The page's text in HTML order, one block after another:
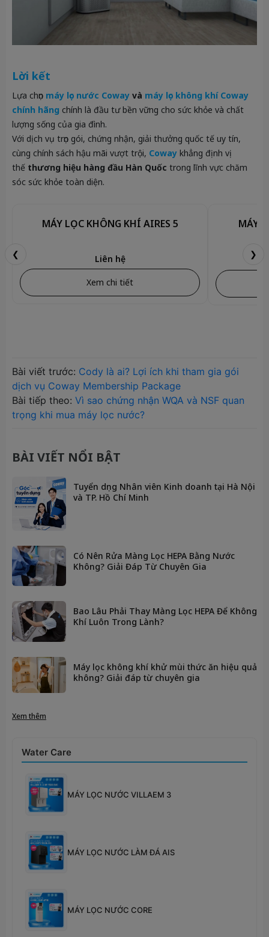
Lời kết
Lựa chọn máy lọc nước Coway và máy lọc không khí Coway
chính hãng chính là đầu tư bền vững cho sức khỏe và chất
lượng sống của gia đình.
Với dịch vụ trọn gói, chứng nhận, giải thưởng quốc tế uy tín,
cùng chính sách hậu mãi vượt trội, Coway khẳng định vị
thế thương hiệu hàng đầu Hàn Quốc trong lĩnh vực chăm
sóc sức khỏe toàn diện.
MÁY LỌC KHÔNG KHÍ AIRES 5
Liên hệ
Xem chi tiết
MÁY
❮ ❯
Bài viết trước: Cody là ai? Lợi ích khi tham gia gói
dịch vụ Coway Membership Package
Bài tiếp theo: Vì sao chứng nhận WQA và NSF quan
trọng khi mua máy lọc nước?
BÀI VIẾT NỔI BẬT
Tuyển dụng Nhân viên Kinh doanh tại Hà Nội
và TP. Hồ Chí Minh
Có Nên Rửa Màng Lọc HEPA Bằng Nước
Không? Giải Đáp Từ Chuyên Gia
Bao Lâu Phải Thay Màng Lọc HEPA Để Không
Khí Luôn Trong Lành?
Máy lọc không khí khử mùi thức ăn hiệu quả
không? Giải đáp từ chuyên gia
Xem thêm
Water Care
MÁY LỌC NƯỚC VILLAEM 3
MÁY LỌC NƯỚC LÀM ĐÁ AIS
MÁY LỌC NƯỚC CORE